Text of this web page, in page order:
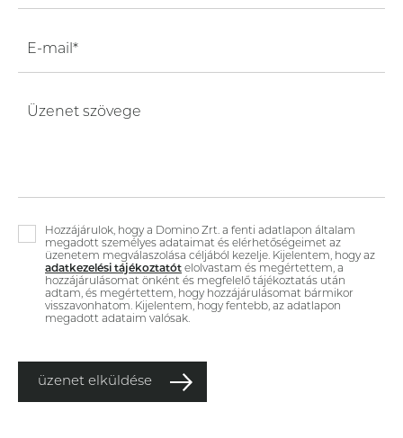
E-mail*
Üzenet szövege
Hozzájárulok, hogy a Domino Zrt. a fenti adatlapon általam
megadott személyes adataimat és elérhetőségeimet az
üzenetem megválaszolása céljából kezelje. Kijelentem, hogy az
adatkezelési tájékoztatót elolvastam és megértettem, a
hozzájárulásomat önként és megfelelő tájékoztatás után
adtam, és megértettem, hogy hozzájárulásomat bármikor
visszavonhatom. Kijelentem, hogy fentebb, az adatlapon
megadott adataim valósak.
üzenet elküldése